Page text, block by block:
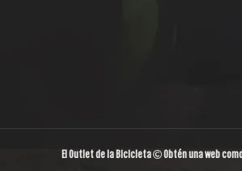
El Outlet de la Bicicleta Obtén una web